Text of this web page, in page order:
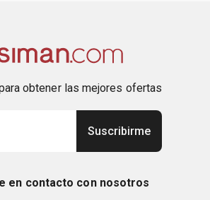
obtener las mejores ofertas
Suscribirme
en contacto con nosotros